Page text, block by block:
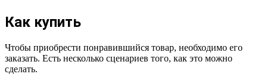
Как купить
Чтобы приобрести понравившийся товар, необходимо его
заказать. Есть несколько сценариев того, как это можно
сделать.